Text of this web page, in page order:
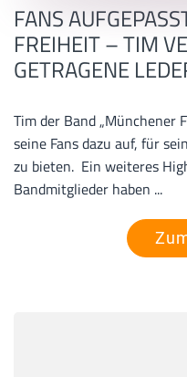
FANS
FREIHEIT – TIM
GETRAGENE
Tim der Band „Münchener
seine Fans dazu auf, für
zu bieten. Ein weiteres
Bandmitglieder haben ...